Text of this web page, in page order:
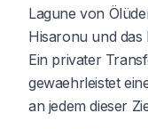
Lagune von
Hisaronu und das
Ein privater
gewaehrleistet
an jedem dieser